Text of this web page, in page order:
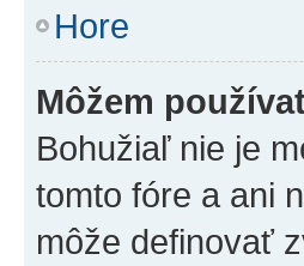
Hore
Môžem
Bohužiaľ nie je
tomto fóre a ani
môže definovať